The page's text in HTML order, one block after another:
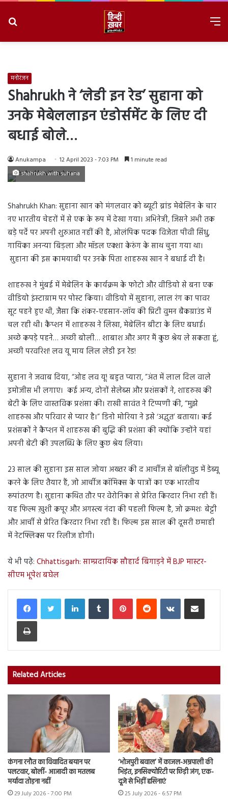
मनोरंजन
Shahrukh ने ‘लेडी इन रेड’ सुहाना को
उनके मेबेललाइन एंडोर्समेंट के लिए दी
बधाई बोले…
Anukampa 12 April 2023 - 7:03 PM 1 minute read
shahrukh with suhana
Shahrukh Khan: सुहाना खान को मंगलवार को ब्यूटी ब्रांड मेबेलिन के चार
नए भारतीय चेहरों में से एक के रूप में देखा गया। अभिनेत्री, जिसने अभी तक
बड़े पर्दे पर अपनी शुरुआत नहीं की है, ओलंपिक पदक विजेता पीवी सिंधु,
गायिका अनन्या बिड़ला और मॉडल एक्शा केरुंग के साथ चुना गया था।
सुहाना की इस कामयाबी पर उनके पिता शाहरुख खान ने बधाई दी है।
शाहरुख ने मुंबई में मेबेलिन के कार्यक्रम के फोटो और वीडियो से बना एक
वीडियो इंस्टाग्राम पर पोस्ट किया। वीडियो में सुहाना, लाल रंग का पावर
सूट पहने हुए थी, जैसा कि शंकर-एहसान-लॉय की प्रिटी वुमन बैकग्राउंड में
चल रही थी। कैप्शन में शाहरुख ने लिखा, मेबेलिन बीटा के लिए बधाई।
अच्छे कपड़े पहने… अच्छी बोली… शाबाश और अगर मैं कुछ श्रेय ले सकता हूं,
अच्छी परवरिश! लव यू माय लिल लेडी इन रेड!
सुहाना ने जवाब दिया, “ओह लव यू! बहुत प्यारा, ”अंत में लाल दिल वाले
इमोजीस भी लगाए। कई अन्य, दोनों सेलेब्स और प्रशंसकों ने, शाहरुख की
बेटी के लिए वास्तविक प्रशंसा की। राखी सावंत ने टिप्पणी की, “मुझे
शाहरुख और परिवार से प्यार है।” डिनो मोरिया ने इसे ‘अद्भुत’ बताया। कई
प्रशंसकों ने कैप्शन में शाहरुख की बुद्धि की प्रशंसा की क्योंकि उन्होंने यहां
अपनी बेटी की उपलब्धि के लिए कुछ श्रेय लिया।
23 साल की सुहाना इस साल जोया अख्तर की द आर्चीज से बॉलीवुड में डेब्यू
करने के लिए तैयार हैं, जो आर्चीज कॉमिक्स के पात्रों का एक भारतीय
रूपांतरण है। सुहाना कथित तौर पर वेरोनिका से प्रेरित किरदार निभा रही हैं।
यह फिल्म ख़ुशी कपूर और अगस्त्य नंदा की पहली फिल्म है, जो क्रमशः बेट्टी
और आर्ची से प्रेरित किरदार निभा रही हैं। फिल्म इस साल की दूसरी छमाही
में नेटफ्लिक्स पर रिलीज होगी।
ये भी पढ़े: Chhattisgarh: साम्प्रदायिक सौहार्द बिगाड़ने में BJP मास्टर-
सीएम भूपेश बघेल
LinkedInTumblr PinterestReddit VKontakteShare via Email
Print
Related Articles
कंगना रनौत का विवादित बयान पर
पलटवार, बोलीं- आजादी का मतलब
मर्यादा तोड़ना नहीं
29 July 2026 - 7:00 PM
‘भोजपुरी बवाल’ में काजल-अम्रपाली की
भिड़ंत, इनसिक्योरिटी पर छिड़ी जंग, एक-
दूजे से भिड़ीं हसिनाएं
25 July 2026 - 6:57 PM